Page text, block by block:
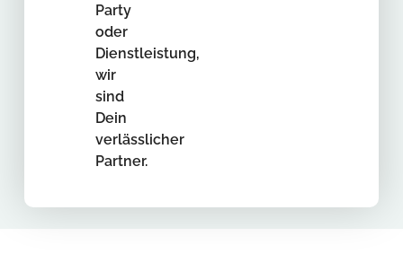
Party
oder
Dienstleistung,
wir
sind
Dein
verlässlicher
Partner.